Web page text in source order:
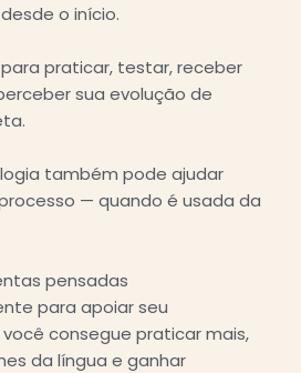
o início.
praticar, testar, receber
sua evolução de
também pode ajudar
— quando é usada da
pensadas
para apoiar seu
consegue praticar mais,
da língua e ganhar